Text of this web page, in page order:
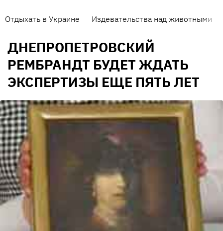
Отдыхать в Украине Издевательства над животными
ДНЕПРОПЕТРОВСКИЙ
РЕМБРАНДТ БУДЕТ ЖДАТЬ
ЭКСПЕРТИЗЫ ЕЩЕ ПЯТЬ ЛЕТ